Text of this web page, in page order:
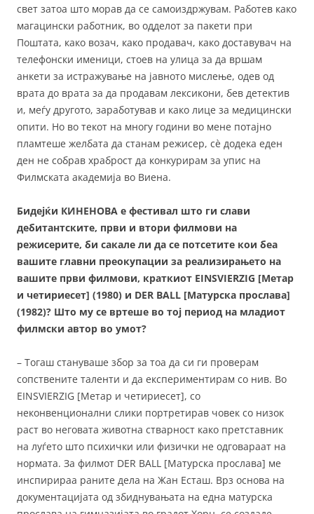
свет затоа што морав да се самоиздржувам. Работев како
магацински работник, во одделот за пакети при
Поштата, како возач, како продавач, како доставувач на
телефонски именици, стоев на улица за да вршам
анкети за истражување на јавното мислење, одев од
врата до врата за да продавам лексикони, бев детектив
и, меѓу другото, заработував и како лице за медицински
опити. Но во текот на многу години во мене потајно
пламтеше желбата да станам режисер, сè додека еден
ден не собрав храброст да конкурирам за упис на
Филмската академија во Виена.
Бидејќи КИНЕНОВА е фестивал што ги слави
дебитантските, први и втори филмови на
режисерите, би сакале ли да се потсетите кои беа
вашите главни преокупации за реализирањето на
вашите први филмови, краткиот EINSVIERZIG [Метар
и четириесет] (1980) и DER BALL [Матурска прослава]
(1982)? Што му се вртеше во тој период на младиот
филмски автор во умот?
– Тогаш стануваше збор за тоа да си ги проверам
сопствените таленти и да експериментирам со нив. Во
EINSVIERZIG [Метар и четириесет], со
неконвенционални слики портретирав човек со низок
раст во неговата животна стварност како претставник
на луѓето што психички или физички не одговараат на
нормата. За филмот DER BALL [Матурска прослава] ме
инспирираа раните дела на Жан Есташ. Врз основа на
документацијата од збиднувањата на една матурска